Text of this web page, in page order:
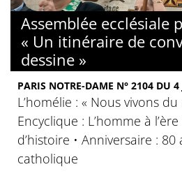
Assemblée ecclésiale
« Un itinéraire de
dessine »
PARIS NOTRE-DAME N° 2104 DU
L’homélie : « Nous vivons
Encyclique : L’homme à
d’histoire • Anniversaire :
catholique